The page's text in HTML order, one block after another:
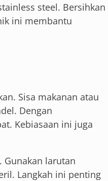
steel. Bersihkan
ini membantu
Sisa makanan atau
Dengan
Kebiasaan ini juga
Gunakan larutan
Langkah ini penting